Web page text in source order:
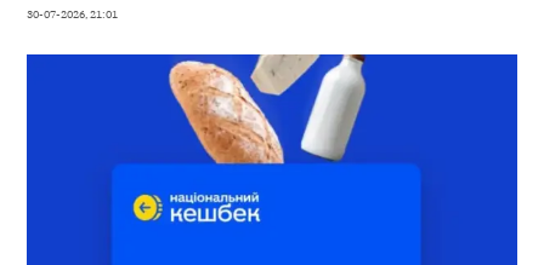
30-07-2026, 21:01